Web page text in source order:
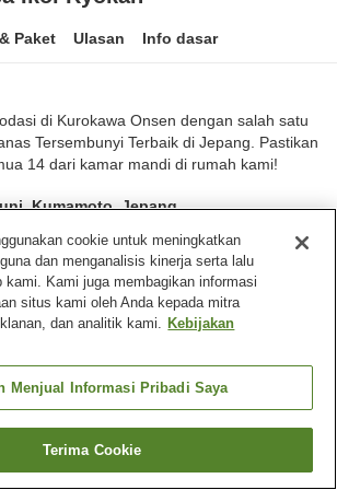
Paket Ulasan Info dasar
di Kurokawa Onsen dengan salah satu
Tersembunyi Terbaik di Jepang. Pastikan
14 dari kamar mandi di rumah kami!
Kumamoto, Jepang
117
Mesin penjual otomatis
Cari kamar
cookie untuk meningkatkan
dan menganalisis kinerja serta lalu
kami. Kami juga membagikan informasi
situs kami oleh Anda kepada mitra
dan analitik kami. Kebijakan
Menjual Informasi Pribadi Saya
Terima Cookie